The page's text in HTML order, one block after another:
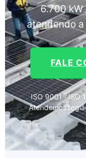
6.700
atendendo
FALE
ISO 9001 · ISO
Atendemos